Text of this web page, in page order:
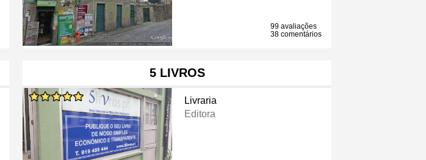
99 avaliações
38 comentários
5 LIVROS
Livraria
Editora